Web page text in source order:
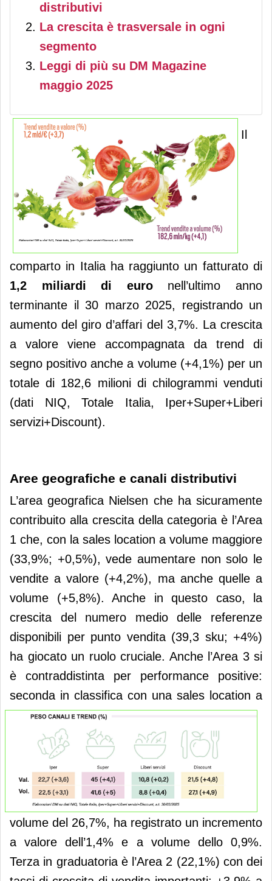
distributivi
La crescita è trasversale in ogni
segmento
Leggi di più su DM Magazine
maggio 2025
Il
comparto in Italia ha raggiunto un fatturato di
1,2 miliardi di euronell’ultimo anno
terminante il 30 marzo 2025, registrando un
aumento del giro d’affari del 3,7%. La crescita
a valore viene accompagnata da trend di
segno positivo anche a volume (+4,1%) per un
totale di 182,6 milioni di chilogrammi venduti
(dati NIQ, Totale Italia, Iper+Super+Liberi
servizi+Discount).
Aree geografiche e canali distributivi
L’area geografica Nielsen che ha sicuramente
contribuito alla crescita della categoria è l’Area
1 che, con la sales location a volume maggiore
(33,9%; +0,5%), vede aumentare non solo le
vendite a valore (+4,2%), ma anche quelle a
volume (+5,8%). Anche in questo caso, la
crescita del numero medio delle referenze
disponibili per punto vendita (39,3 sku; +4%)
ha giocato un ruolo cruciale. Anche l’Area 3 si
è contraddistinta per performance positive:
seconda in classifica con una sales location a
volume del 26,7%, ha registrato un incremento
a valore dell’1,4% e a volume dello 0,9%.
Terza in graduatoria è l’Area 2 (22,1%) con dei